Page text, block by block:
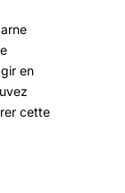
en
cette